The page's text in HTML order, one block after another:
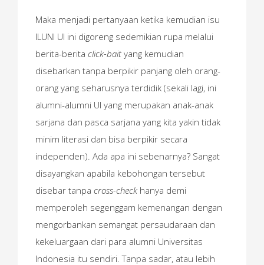
Maka menjadi pertanyaan ketika kemudian isu
ILUNI UI ini digoreng sedemikian rupa melalui
berita-berita click-bait yang kemudian
disebarkan tanpa berpikir panjang oleh orang-
orang yang seharusnya terdidik (sekali lagi, ini
alumni-alumni UI yang merupakan anak-anak
sarjana dan pasca sarjana yang kita yakin tidak
minim literasi dan bisa berpikir secara
independen). Ada apa ini sebenarnya? Sangat
disayangkan apabila kebohongan tersebut
disebar tanpa cross-check hanya demi
memperoleh segenggam kemenangan dengan
mengorbankan semangat persaudaraan dan
kekeluargaan dari para alumni Universitas
Indonesia itu sendiri. Tanpa sadar, atau lebih